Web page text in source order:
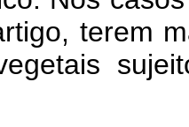
terem